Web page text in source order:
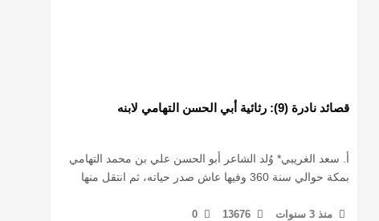
قصائد نادرة (9): رثائية أبي الحسن التهامي لابنه
أ. سعد الغريبي* وُلد الشاعر أبو الحسن علي بن محمد التهامي
بمكة حوالي سنة 360 وفيها عاش صدر حياته، ثم انتقل منها
منذ 3 سنوات 13676
0